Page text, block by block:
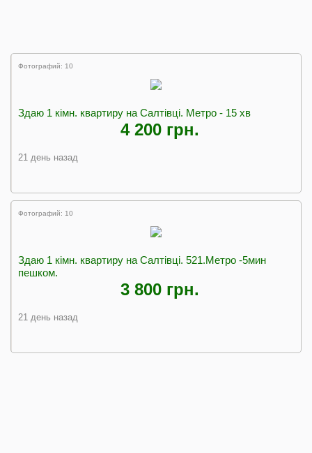
Фотографий: 10
Здаю 1 кімн. квартиру на Салтівці. Метро - 15 хв
4 200 грн.
21 день назад
Фотографий: 10
Здаю 1 кімн. квартиру на Салтівці. 521.Метро -5мин
пешком.
3 800 грн.
21 день назад